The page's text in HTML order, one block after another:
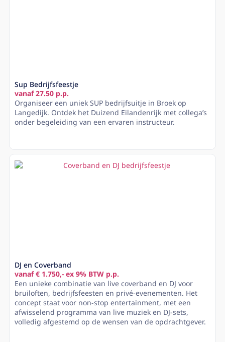
Sup Bedrijfsfeestje
vanaf 27.50 p.p.
Organiseer een uniek SUP bedrijfsuitje in Broek op
Langedijk. Ontdek het Duizend Eilandenrijk met collega’s
onder begeleiding van een ervaren instructeur.
DJ en Coverband
vanaf € 1.750,- ex 9% BTW p.p.
Een unieke combinatie van live coverband en DJ voor
bruiloften, bedrijfsfeesten en privé-evenementen. Het
concept staat voor non-stop entertainment, met een
afwisselend programma van live muziek en DJ-sets,
volledig afgestemd op de wensen van de opdrachtgever.